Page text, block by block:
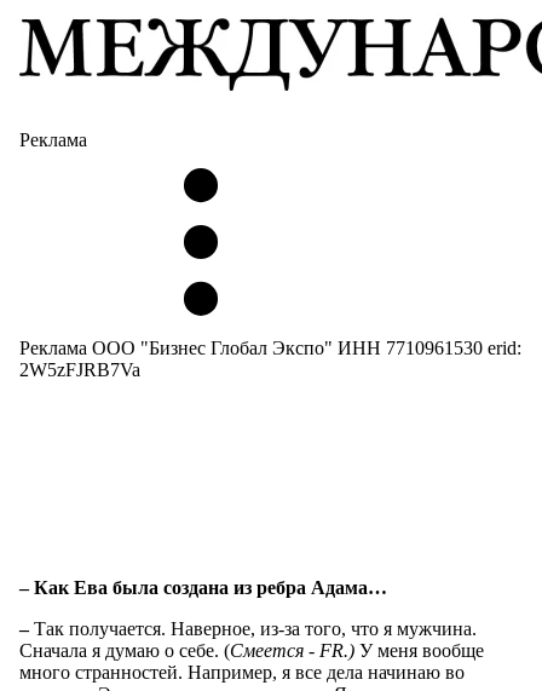
Реклама
Реклама ООО "Бизнес Глобал Экспо" ИНН 7710961530 erid:
2W5zFJRB7Va
– Как Ева была создана из ребра Адама…
–Так получается. Наверное, из-за того, что я мужчина.
Сначала я думаю о себе. (Смеется - FR.) У меня вообще
много странностей. Например, я все дела начинаю во